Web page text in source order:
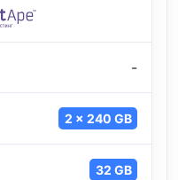
-
2 x 240 GB
32 GB